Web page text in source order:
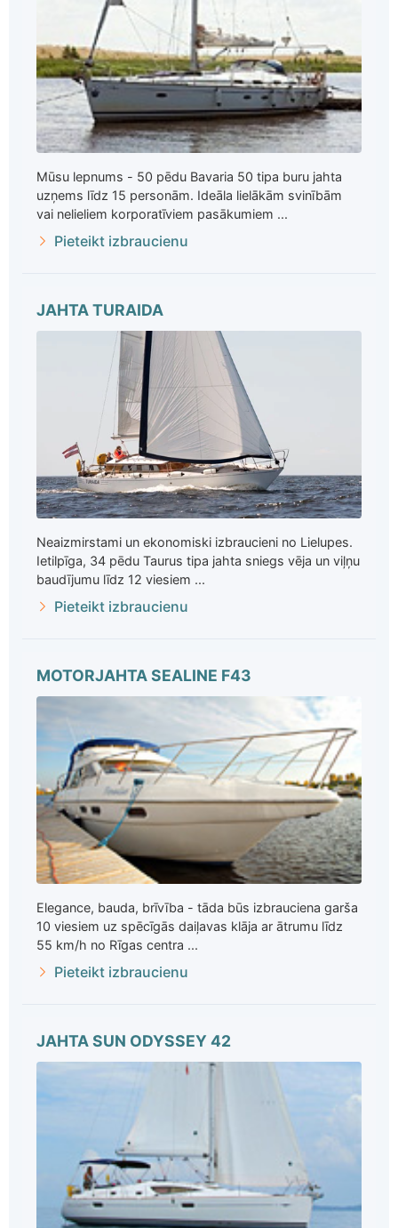
Mūsu lepnums - 50 pēdu Bavaria 50 tipa buru jahta
uzņems līdz 15 personām. Ideāla lielākām svinībām
vai nelieliem korporatīviem pasākumiem ...
Pieteikt izbraucienu
JAHTA TURAIDA
Neaizmirstami un ekonomiski izbraucieni no Lielupes.
Ietilpīga, 34 pēdu Taurus tipa jahta sniegs vēja un viļņu
baudījumu līdz 12 viesiem ...
Pieteikt izbraucienu
MOTORJAHTA SEALINE F43
Elegance, bauda, brīvība - tāda būs izbrauciena garša
10 viesiem uz spēcīgās daiļavas klāja ar ātrumu līdz
55 km/h no Rīgas centra ...
Pieteikt izbraucienu
JAHTA SUN ODYSSEY 42